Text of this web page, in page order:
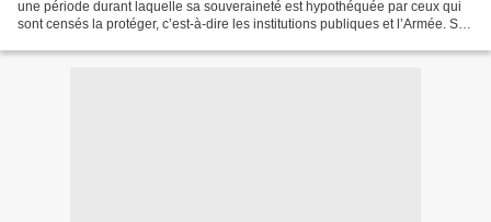
une période durant laquelle sa souveraineté est hypothéquée par ceux qui
sont censés la protéger, c’est-à-dire les institutions publiques et l’Armée. Ses